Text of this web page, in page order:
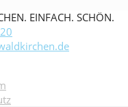
EINFACH. SCHÖN.